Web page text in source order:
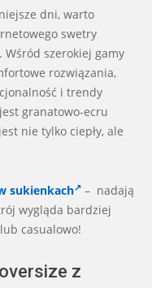
dni, warto
swetry
. Wśród szerokiej gamy
rozwiązania,
i trendy
granatowo-ecru
nie tylko ciepły, ale
sukienkach
– nadają
wygląda bardziej
casualowo!
z